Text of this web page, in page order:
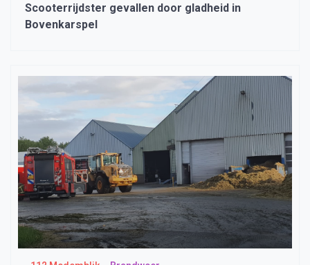
Scooterrijdster gevallen door gladheid in
Bovenkarspel